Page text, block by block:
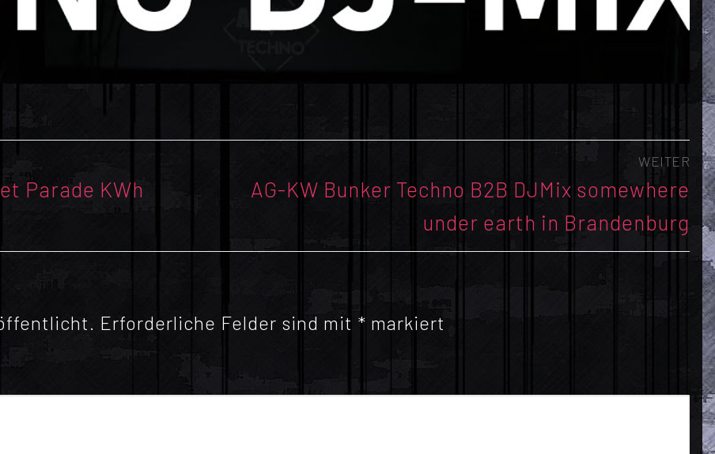
Parade KWh
WEITER
Nächster
AG-KW Bunker Techno B2B DJMix somewhere
under earth in Brandenburg
Erforderliche Felder sind mit * markiert